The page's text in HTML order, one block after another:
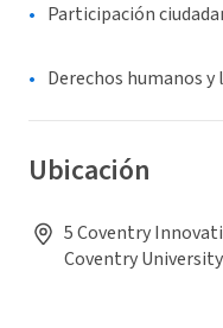
Participación
Derechos humanos
Ubicación
5 Coventry
Coventry